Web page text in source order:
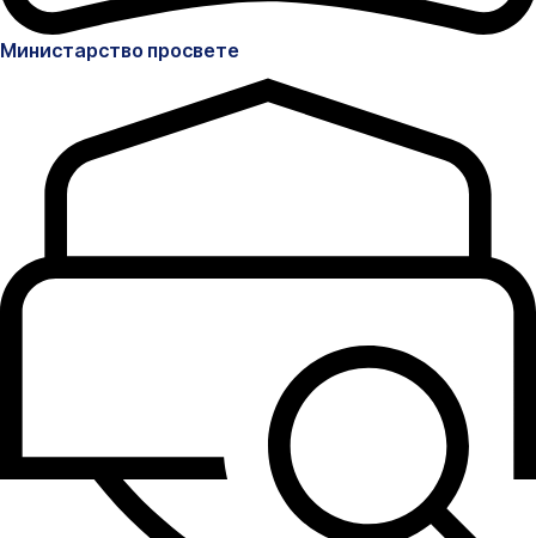
Министарство просвете